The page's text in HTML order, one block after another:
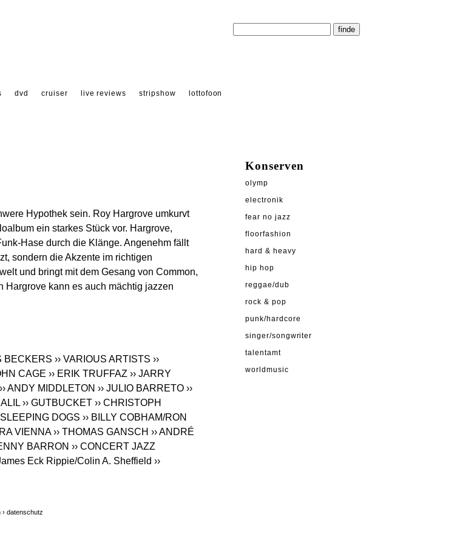
dvd cruiser live reviews stripshow lottofoon
Hypothek sein. Roy Hargrove umkurvt
ein starkes Stück vor. Hargrove,
Hase durch die Klänge. Angenehm fällt
sondern die Akzente im richtigen
und bringt mit dem Gesang von Common,
Hargrove kann es auch mächtig jazzen
BECKERS ›› VARIOUS ARTISTS ››
CAGE ›› ERIK TRUFFAZ ›› JARRY
›› ANDY MIDDLETON ›› JULIO BARRETO ››
›› GUTBUCKET ›› CHRISTOPH
DOGS ›› BILLY COBHAM/RON
VIENNA ›› THOMAS GANSCH ›› ANDRÉ
BARRON ›› CONCERT JAZZ
Eck Rippie/Colin A. Sheffield ››
› datenschutz
Konserven
olymp
electronik
fear no jazz
floorfashion
hard & heavy
hip hop
reggae/dub
rock & pop
punk/hardcore
singer/songwriter
talentamt
worldmusic